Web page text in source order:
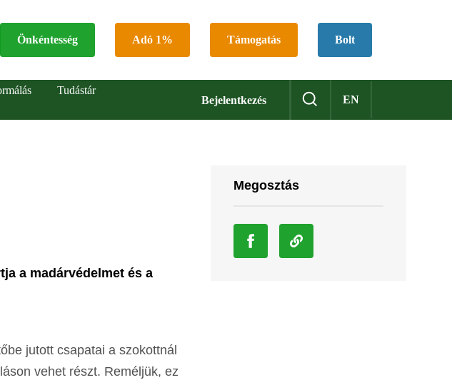
Önkéntesség Adó 1% Támogatás Bolt
Bejelentkezés EN
Tudástár
a madárvédelmet és a
jutott csapatai a szokottnál
vehet részt. Reméljük, ez
Megosztás